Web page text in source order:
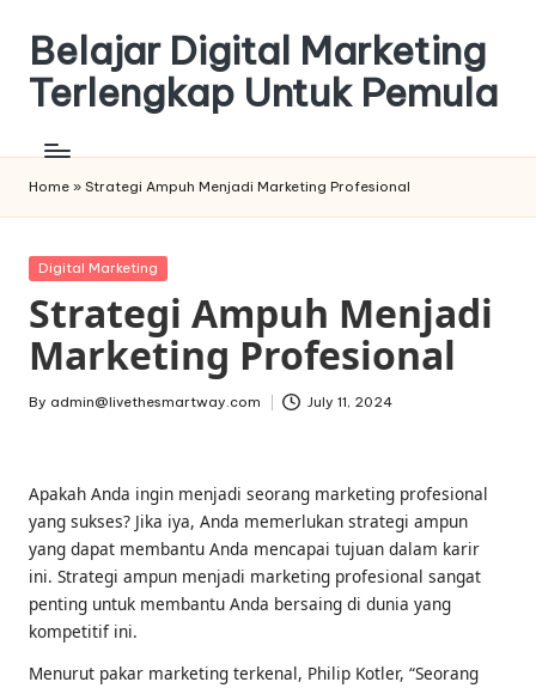
content
Belajar Digital Marketing
Terlengkap Untuk Pemula
Home » Strategi Ampuh Menjadi Marketing Profesional
Posted
Digital Marketing
Strategi Ampuh Menjadi
Marketing Profesional
Posted
By admin@livethesmartway.com July 11, 2024
Apakah Anda ingin menjadi seorang marketing profesional
yang sukses? Jika iya, Anda memerlukan strategi ampun
yang dapat membantu Anda mencapai tujuan dalam karir
ini. Strategi ampun menjadi marketing profesional sangat
penting untuk membantu Anda bersaing di dunia yang
kompetitif ini.
Menurut pakar marketing terkenal, Philip Kotler, “Seorang